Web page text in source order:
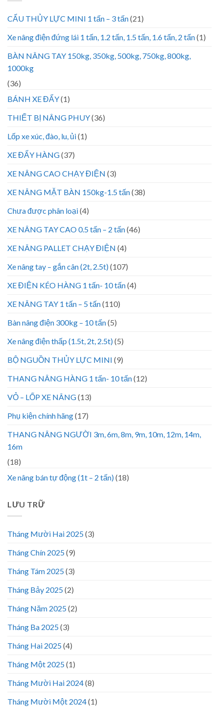
CẨU THỦY LỰC MINI 1 tấn – 3 tấn(21)
Xe nâng điện đứng lái 1 tấn, 1.2 tấn, 1.5 tấn, 1.6 tấn, 2 tấn(1)
BÀN NÂNG TAY 150kg, 350kg, 500kg, 750kg, 800kg,
1000kg
(36)
BÁNH XE ĐẨY(1)
THIẾT BỊ NÂNG PHUY(36)
Lốp xe xúc, đào, lu, ủi(1)
XE ĐẨY HÀNG(37)
XE NÂNG CAO CHẠY ĐIỆN (3)
XE NÂNG MẶT BÀN 150kg-1.5 tấn(38)
Chưa được phân loại(4)
XE NÂNG TAY CAO 0.5 tấn – 2 tấn(46)
XE NÂNG PALLET CHẠY ĐIỆN (4)
Xe nâng tay – gắn cân (2t, 2.5t)(107)
XE ĐIỆN KÉO HÀNG 1 tấn- 10 tấn(4)
XE NÂNG TAY 1 tấn – 5 tấn(110)
Bàn nâng điện 300kg – 10 tấn(5)
Xe nâng điện thấp (1.5t, 2t, 2.5t)(5)
BỘ NGUỒN THỦY LỰC MINI (9)
THANG NÂNG HÀNG 1 tấn- 10 tấn(12)
VỎ – LỐP XE NÂNG(13)
Phụ kiện chính hãng(17)
THANG NÂNG NGƯỜI 3m, 6m, 8m, 9m, 10m, 12m, 14m,
16m
(18)
Xe nâng bán tự động (1t – 2 tấn)(18)
LƯU TRỮ
Tháng Mười Hai 2025(3)
Tháng Chín 2025(9)
Tháng Tám 2025(3)
Tháng Bảy 2025(2)
Tháng Năm 2025(2)
Tháng Ba 2025(3)
Tháng Hai 2025(4)
Tháng Một 2025(1)
Tháng Mười Hai 2024(8)
Tháng Mười Một 2024(1)